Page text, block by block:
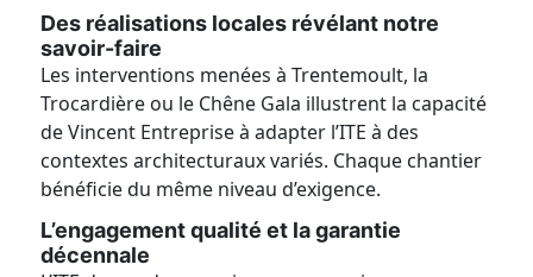
Des réalisations locales révélant notre
savoir-faire
Les interventions menées à Trentemoult, la
Trocardière ou le Chêne Gala illustrent la capacité
de Vincent Entreprise à adapter l’ITE à des
contextes architecturaux variés. Chaque chantier
bénéficie du même niveau d’exigence.
L’engagement qualité et la garantie
décennale